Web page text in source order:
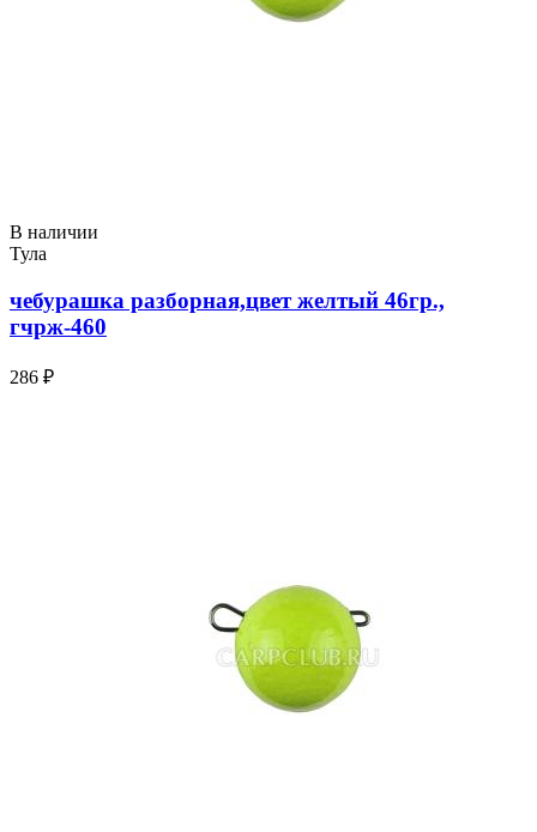
В наличии
Тула
чебурашка разборная,цвет желтый 46гр.,
гчрж-460
286 ₽